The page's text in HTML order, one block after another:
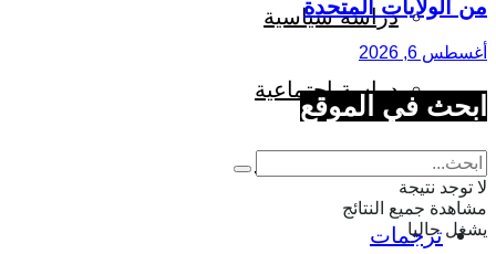
دراسة سياسية
دراسة اجتماعية
ترجمات
من الولايات المتحدة
أغسطس 6, 2026
ابحث في الموقع
لا توجد نتيجة
مشاهدة جميع النتائج
يشغل حاليا